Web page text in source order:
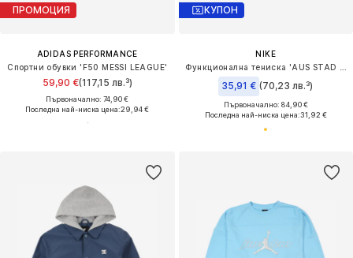
ПРОМОЦИЯ
ADIDAS PERFORMANCE
Спортни обувки 'F50 MESSI LEAGUE'
59,90 €(117,15 лв.³)
Първоначално: 74,90 €
Последна най-ниска цена:29,94 €
КУПОН
NIKE
35,91 € (70,23 лв.³)
Първоначално: 84,90 €
Последна най-ниска цена:31,92 €